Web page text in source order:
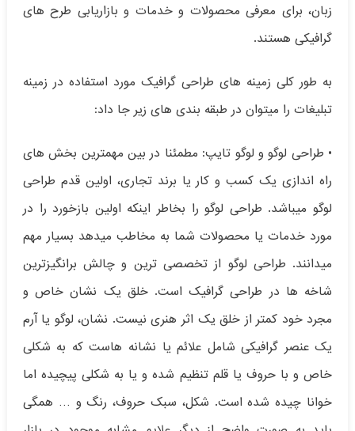
زبان، برای معرفی محصولات و خدمات و بازاریابی طرح های
گرافیکی هستند.
به طور کلی زمینه های طراحی گرافیک مورد استفاده در زمینه
تبلیغات را میتوان در طبقه بندی های زیر جا داد:
• طراحی لوگو و لوگو تایپ: مطمئنا در بین مهمترین بخش های
راه اندازی یک کسب و کار یا برند تجاری، اولین قدم طراحی
لوگو میباشد. طراحی لوگو را بخاطر اینکه اولین بازخورد را در
مورد خدمات یا محصولات شما به مخاطب میدهد بسیار مهم
میدانند. طراحی لوگو از تخصصی ترین و چالش برانگیزترین
شاخه ها در طراحی گرافیک است. خلق یک نشان خاص و
مجرد خود کمتر از خلق یک اثر هنری نیست. نشان، لوگو یا آرم
یک عنصر گرافیکی شامل علائم یا نشانه هاست که به شکلی
خاص و با حروف یا قلم تنظیم شده و یا به شکلی پیچیده اما
خوانا چیده شده ‌است. شکل، سبک حروف، رنگ و … همگی